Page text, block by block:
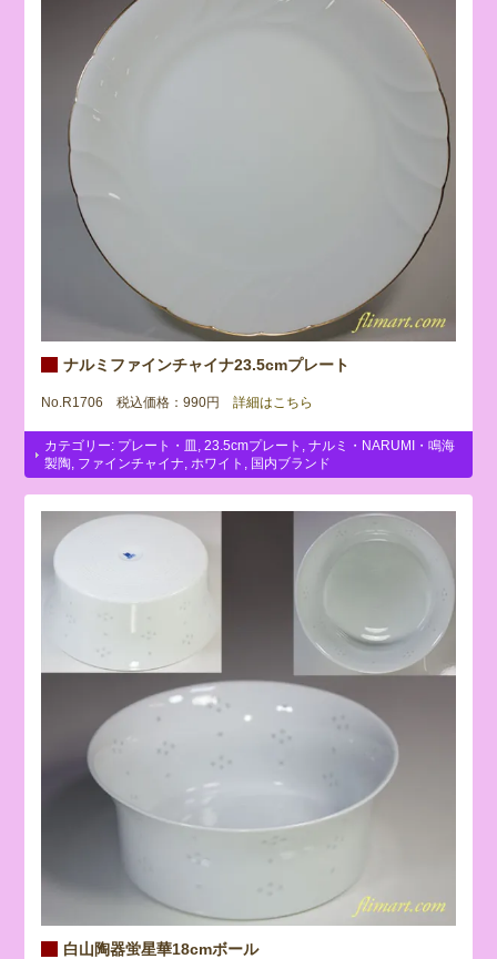
ナルミファインチャイナ23.5cmプレート
No.R1706 税込価格：990円 詳細はこちら
カテゴリー: プレート・皿 ,23.5cmプレート ,ナルミ・NARUMI・鳴海
製陶, ファインチャイナ,ホワイト , 国内ブランド
白山陶器蛍星華18cmボール